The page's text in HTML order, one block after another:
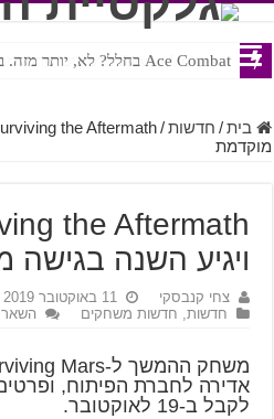
Ace Combat בחלל? לא, יותר מזה. ביקורת המשחק Chorus
Steven Universe והשירים שתורגמו בצורה נוראית לעברית
בית / חדשות /
מוקדמת
ויגיע השנה בגישה
צחי קנבסקי
11 באוקטובר 2019
חדשות, חדשות משחקים השאר
אדירה לחברת הפיתוח, ופרטים
לקבל ב-19 לאוקטובר.